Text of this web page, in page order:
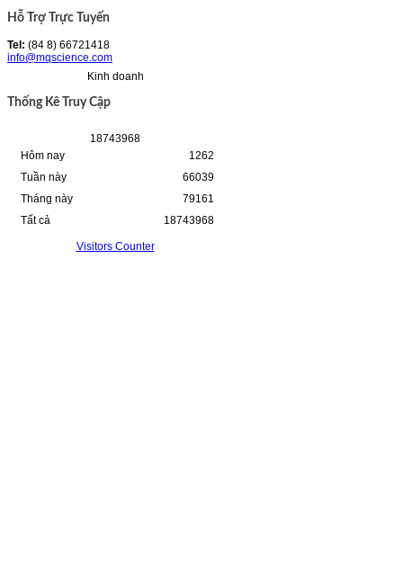
Hỗ Trợ Trực Tuyến
Tel: (84 8) 66721418
info@mqscience.com
Kinh doanh
Thống Kê Truy Cập
18743968
Hôm nay
Tuần này
Tháng này
Tất cả
1262
66039
79161
18743968
Visitors Counter